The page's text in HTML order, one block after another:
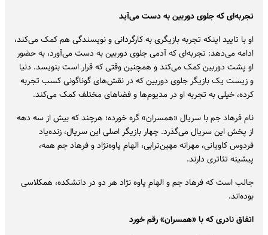
تجربه‌ای که جلوی دوربین به دست می‌آید
او با تایید اینکه تجربه بازیگری به کارگردانی و نویسندگی هم کمک می‌کند،
ادامه می‌دهد: تجربه‌ای که آدمی جلوی دوربین به دست می‌آورد، به حضور
او پشت دوربین کمک می‌کند و همچنین وقتی که قرار است بنویسد. دنیا
و زیست یک بازیگر جلوی دوربین که در نقش‌های گوناگونی کسب تجربه
کرده، خیلی به تجربه او در مدیوم‌ها و فضاهای مختلف کمک می‌کند.
نام فرهاد جم با سریال «همسران» گره خورده؛ هرچند که بیش از سه دهه‌
از پخش این سریال می‌گذرد. چهار بازیگر اصلی این سریال، زنده‌یاد
فردوس کاویانی، مهرانه مهین‌ترابی، الهام پاوه‌نژاد و فرهاد جم همه،
پیشینه تئاتری دارند.
جالب است که فرهاد جم و الهام پاوه نژاد هر دو در دانشکده، همکلاسی
بوده‌اند.
اتفاق نادری که با «همسران» رقم خورد